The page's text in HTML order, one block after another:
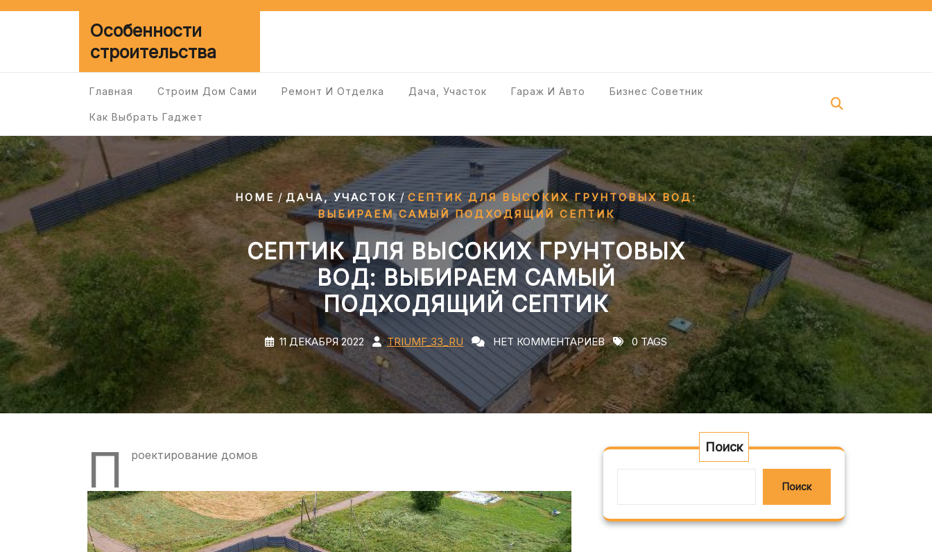
Перейти
Особенности
строительства
Главная Строим Дом Сами Ремонт И Отделка Дача, Участок Гараж И Авто Бизнес Советник
Как Выбрать Гаджет
HOME /ДАЧА, УЧАСТОК/ СЕПТИК ДЛЯ ВЫСОКИХ ГРУНТОВЫХ ВОД:
ВЫБИРАЕМ САМЫЙ ПОДХОДЯЩИЙ СЕПТИК
СЕПТИК ДЛЯ ВЫСОКИХ ГРУНТОВЫХ
ВОД: ВЫБИРАЕМ САМЫЙ
ПОДХОДЯЩИЙ СЕПТИК
11 ДЕКАБРЯ 2022 TRIUMF_33_RU НЕТ КОММЕНТАРИЕВ 0 TAGS
П роектирование домов
Поиск
Поиск